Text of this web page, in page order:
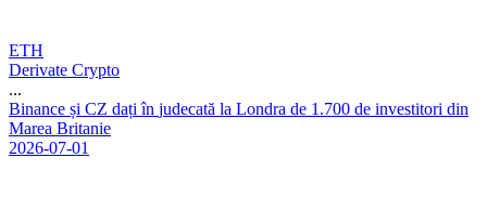
ETH
Derivate Crypto
...
Binance și CZ dați în judecată la Londra de 1 .700 de investitori din
Marea Britanie
2026-07-01